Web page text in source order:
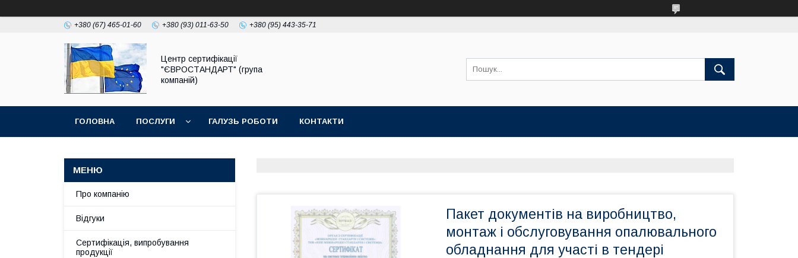
+380 (67) 465-01-60 +380 (93) 011-63-50 +380 (95) 443-35-71
Центр сертифікації
"ЄВРОСТАНДАРТ" (група
компаній)
ГОЛОВНА ПОСЛУГИ ГАЛУЗЬ РОБОТИ КОНТАКТИ
Пакет документів на виробництво,
монтаж і обслуговування опалювального
обладнання для участі в тендері
Про компанію
Відгуки
Сертифікація, випробування
продукції